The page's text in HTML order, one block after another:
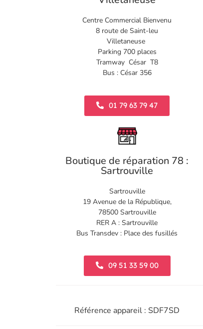
Centre Commercial Bienvenu
8 route de Saint-leu
Villetaneuse
Parking 700 places
Tramway César T8
Bus : César 356
01 79 63 79 47
Boutique de réparation 78 :
Sartrouville
Sartrouville
19 Avenue de la République,
78500 Sartrouville
RER A : Sartrouville
Bus Transdev : Place des fusillés
09 51 33 59 00
Référence appareil : SDF7SD